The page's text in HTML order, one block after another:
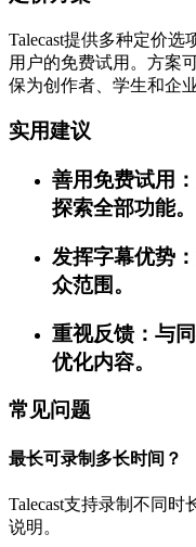
Talecast提供多种定价
用户的免费试用。方案
保为创作者、学生和企
实用建议
善用免费试用
探索全部功能。
发挥字幕优势
众范围。
重视反馈：与
优化内容。
常见问题
最长可录制多长时间？
Talecast支持录制不同
说明。